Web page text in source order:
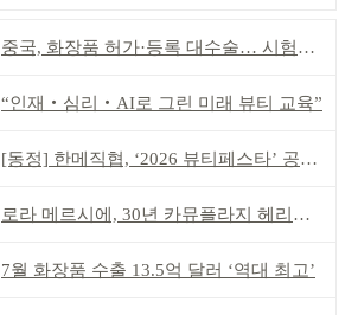
중국, 화장품 허가·등록 대수술… 시험자료 공용 허용
“인재‧심리‧AI로 그린 미래 뷰티 교육”
[동정] 한메직협, ‘2026 뷰티페스타’ 공동 주최
로라 메르시에, 30년 카뮤플라지 헤리티지 담아
7월 화장품 수출 13.5억 달러 ‘역대 최고’